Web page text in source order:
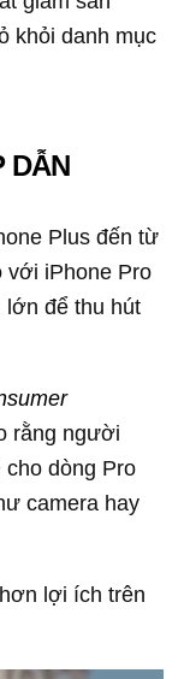
khỏi danh mục
DẪN
Plus đến từ
với iPhone Pro
lớn để thu hút
rằng người
cho dòng Pro
camera hay
lợi ích trên